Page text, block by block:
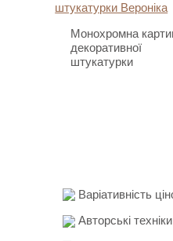
Монохромна
декоративної
штукатурки
Варіативність
Авторські